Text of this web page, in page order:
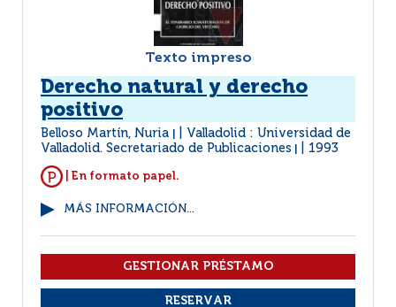
Texto impreso
Derecho natural y derecho
positivo
Belloso Martín, Nuria
Valladolid : Universidad de
Valladolid. Secretariado de Publicaciones
1993
| En formato papel.
MÁS INFORMACIÓN...